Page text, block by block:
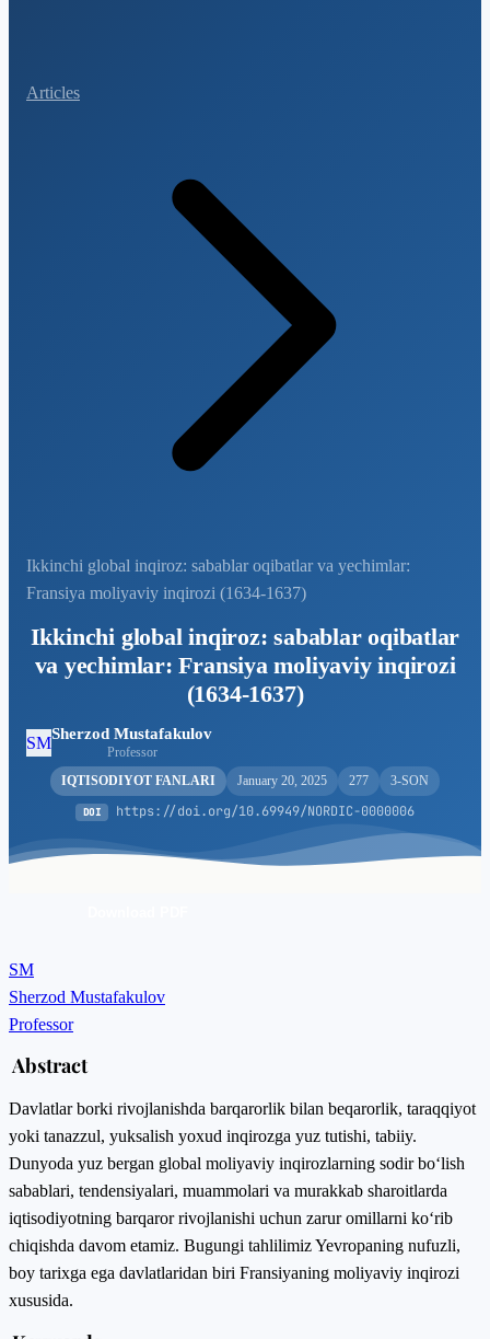
Articles
Ikkinchi global inqiroz: sabablar oqibatlar va yechimlar:
Fransiya moliyaviy inqirozi (1634-1637)
Ikkinchi global inqiroz: sabablar oqibatlar
va yechimlar: Fransiya moliyaviy inqirozi
(1634-1637)
SMSherzod Mustafakulov
Professor
IQTISODIYOT FANLARI
January 20, 2025 277 3-SON
DOI https://doi.org/10.69949/NORDIC-0000006
SM
Sherzod Mustafakulov
Professor
Abstract
Davlatlar borki rivojlanishda barqarorlik bilan beqarorlik, taraqqiyot
yoki tanazzul, yuksalish yoxud inqirozga yuz tutishi, tabiiy.
Dunyoda yuz bergan global moliyaviy inqirozlarning sodir bo‘lish
sabablari, tendensiyalari, muammolari va murakkab sharoitlarda
iqtisodiyotning barqaror rivojlanishi uchun zarur omillarni ko‘rib
chiqishda davom etamiz. Bugungi tahlilimiz Yevropaning nufuzli,
boy tarixga ega davlatlaridan biri Fransiyaning moliyaviy inqirozi
xususida.